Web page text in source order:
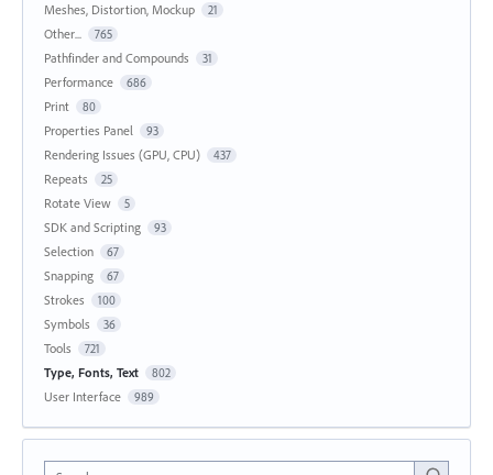
Meshes, Distortion, Mockup 21
Other... 765
Pathfinder and Compounds 31
Performance 686
Print 80
Properties Panel 93
Rendering Issues (GPU, CPU) 437
Repeats 25
Rotate View 5
SDK and Scripting 93
Selection 67
Snapping 67
Strokes 100
Symbols 36
Tools 721
Type, Fonts, Text 802
User Interface 989